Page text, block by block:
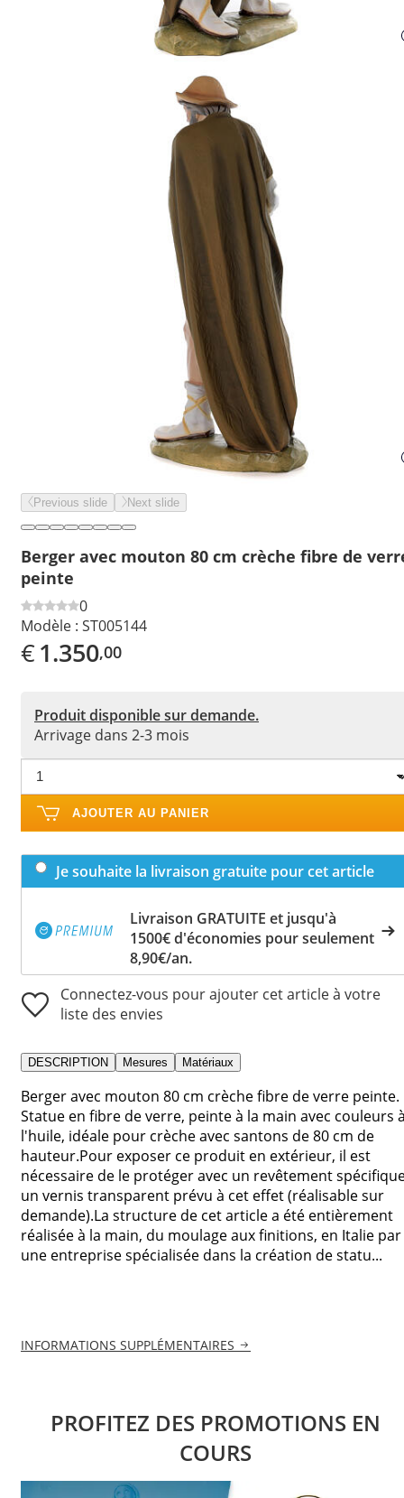
Previous slide Next slide
Berger avec mouton 80 cm crèche fibre de
peinte
0
Modèle : ST005144
€1.350,00
Produit disponible sur demande.
Arrivage dans 2-3 mois
AJOUTER AU PANIER
Je souhaite la livraison gratuite pour cet article
Livraison GRATUITE et jusqu'à
1500€ d'économies pour seulement
8,90€/an.
Connectez-vous pour ajouter cet article à votre
liste des envies
DESCRIPTION Mesures Matériaux
Berger avec mouton 80 cm crèche fibre de verre peinte.
Statue en fibre de verre, peinte à la main avec couleurs
l'huile, idéale pour crèche avec santons de 80 cm de
hauteur.Pour exposer ce produit en extérieur, il est
nécessaire de le protéger avec un revêtement
un vernis transparent prévu à cet effet (réalisable sur
demande).La structure de cet article a été entièrement
réalisée à la main, du moulage aux finitions, en Italie par
une entreprise spécialisée dans la création de statu...
INFORMATIONS SUPPLÉMENTAIRES
PROFITEZ DES PROMOTIONS EN
COURS